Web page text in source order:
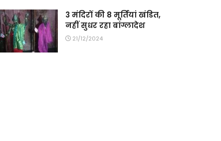
3 मंदिरों की 8 मूर्तियां खंडित,
नहीं सुधर रहा बांग्लादेश
21/12/2024